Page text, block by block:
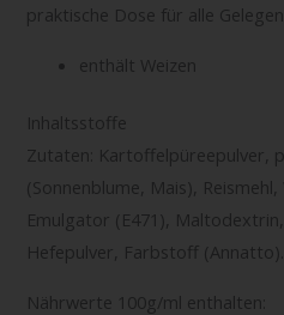
praktische Dose für alle
enthält Weizen
Inhaltsstoffe
Zutaten: Kartoffelpüreepulver,
(Sonnenblume, Mais), Reismehl,
Emulgator (E471),
Hefepulver, Farbstoff (Annatto).
Nährwerte 100g/ml enthalten: